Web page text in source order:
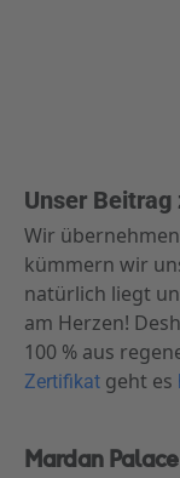
Unser
Wir
kümmern wir
natürlich liegt
am Herzen!
100 % aus
Zertifikat geht es
Mardan Palace